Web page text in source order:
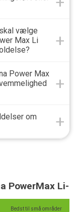
vælge
Max Li
Power Max
om
PowerMax Li-
Bedst til små områder